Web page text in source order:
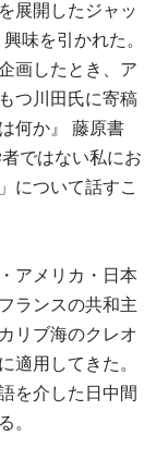
展開したジャッ
味を引かれた。
画したとき、ア
つ川田氏に寄稿
何か』 藤原書
ではない私にお
について話すこ
アメリカ・日本
ランスの共和主
リブ海のクレオ
適用してきた。
を介した日中間
。